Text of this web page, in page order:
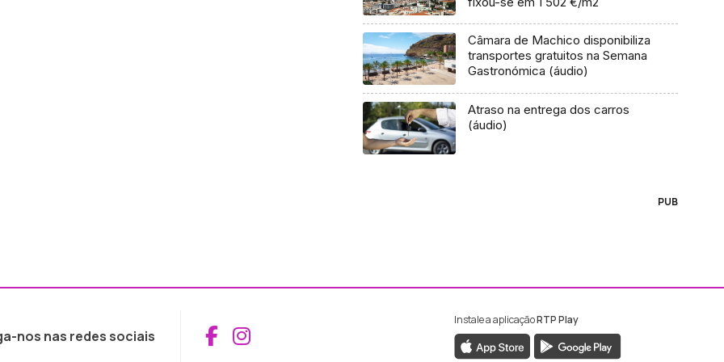
Câmara de Machico disponibiliza
transportes gratuitos na Semana
Gastronómica (áudio)
Atraso na entrega dos carros
(áudio)
PUB
nos nas redes sociais Aceder ao Facebook da RTP Madeira
Aceder ao Instagram da RTP Madeira
Instale a aplicaçãoRTP Play